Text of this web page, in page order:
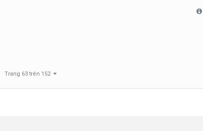
Trang 63 trên 152